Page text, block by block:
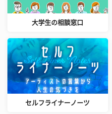
大学生の相談窓口
セルフライナーノーツ